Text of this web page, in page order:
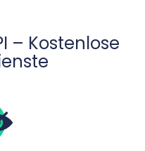
– Kostenlose